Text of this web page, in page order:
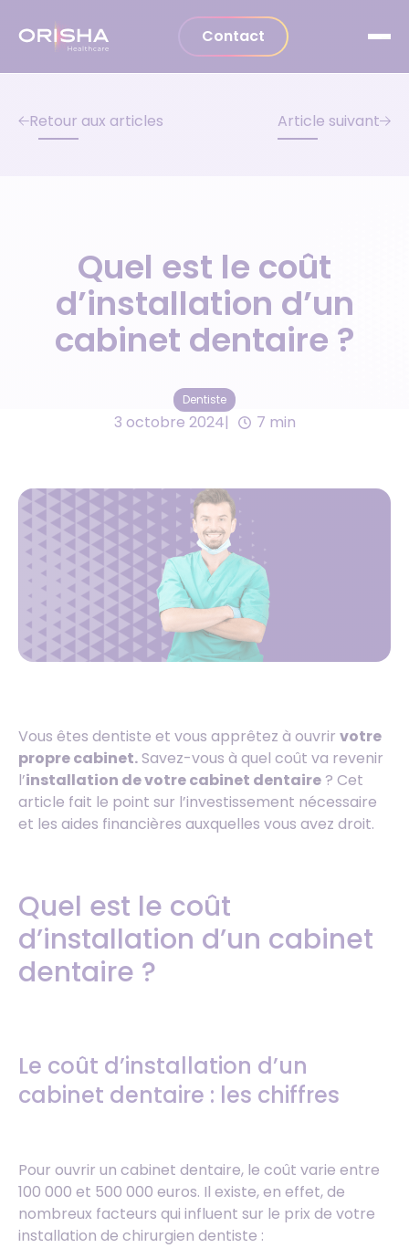
Contact
Retour aux articles Article suivant
Quel est le coût
d’installation d’un
cabinet dentaire ?
Dentiste
3 octobre 2024 7 min
Vous êtes dentiste et vous apprêtez à ouvrir votre
propre cabinet.Savez-vous à quel coût va revenir
l’installation de votre cabinet dentaire ? Cet
article fait le point sur l’investissement nécessaire
et les aides financières auxquelles vous avez droit.
Quel est le coût
d’installation d’un cabinet
dentaire ?
Le coût d’installation d’un
cabinet dentaire : les chiffres
Pour ouvrir un cabinet dentaire, le coût varie entre
100 000 et 500 000 euros. Il existe, en effet, de
nombreux facteurs qui influent sur le prix de votre
installation de chirurgien dentiste :